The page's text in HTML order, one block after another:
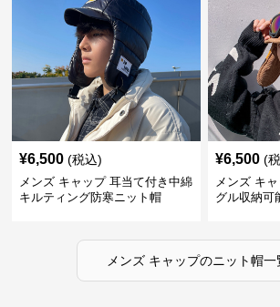
¥6,500 (税込)
メンズ キャップ 耳当て付き中綿
キルティング防寒ニット帽
¥6,500 (
メンズ キ
グル収納可
メンズ キャップのニット帽一